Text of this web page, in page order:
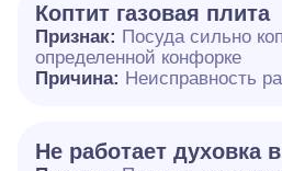
Коптит газовая плита
Признак: Посуда сильно
определенной конфорке
Причина: Неисправность
Не работает духовка